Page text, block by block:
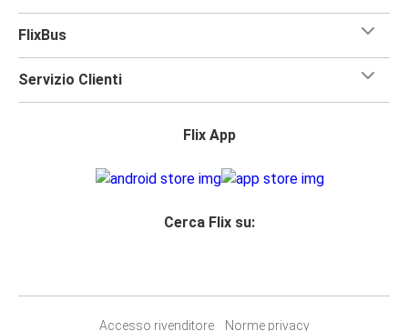
FlixBus
Servizio Clienti
Flix App
Cerca Flix su:
Accesso rivenditore Norme privacy